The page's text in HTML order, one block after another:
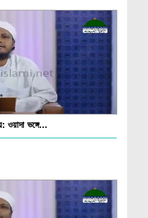
ভঙ্গে...